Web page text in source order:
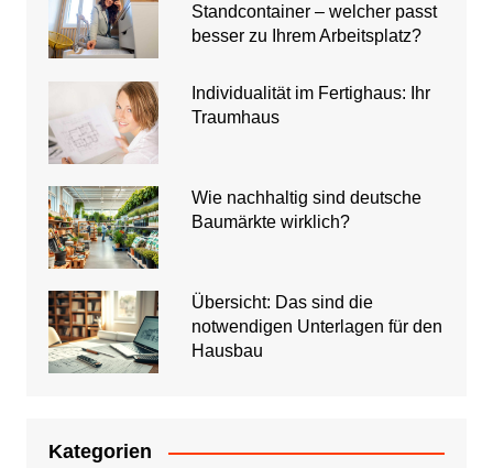
Standcontainer – welcher passt
besser zu Ihrem Arbeitsplatz?
Individualität im Fertighaus: Ihr
Traumhaus
Wie nachhaltig sind deutsche
Baumärkte wirklich?
Übersicht: Das sind die
notwendigen Unterlagen für den
Hausbau
Kategorien